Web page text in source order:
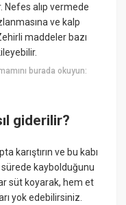
Nefes alıp vermede
ve kalp
maddeler bazı
burada okuyun:
giderilir?
karıştırın ve bu kabı
sürede kaybolduğunu
süt koyarak, hem et
yok edebilirsiniz.